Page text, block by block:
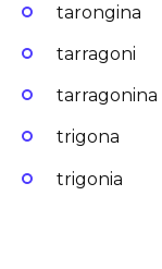
tarongina
tarragoni
tarragonina
trigona
trigonia